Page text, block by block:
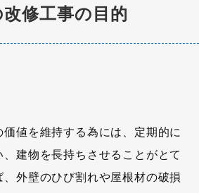
修工事の目的
値を維持する為には、定期的に
、建物を長持ちさせることがとて
、外壁のひび割れや屋根材の破損